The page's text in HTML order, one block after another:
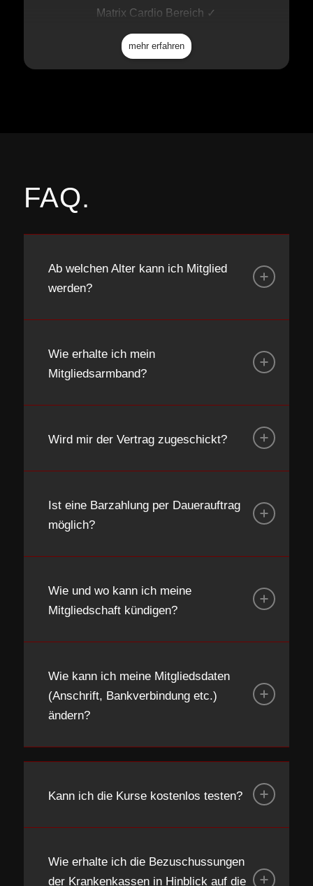
Matrix Cardio Bereich ✓
Freihantelbereich ✓
Functional Outdoor Bereich ✓
mehr erfahren
FAQ.
Ab welchen Alter kann ich Mitglied
werden?
Wie erhalte ich mein
Mitgliedsarmband?
Wird mir der Vertrag zugeschickt?
Ist eine Barzahlung per Dauerauftrag
möglich?
Wie und wo kann ich meine
Mitgliedschaft kündigen?
Wie kann ich meine Mitgliedsdaten
(Anschrift, Bankverbindung etc.)
ändern?
Kann ich die Kurse kostenlos testen?
Wie erhalte ich die Bezuschussungen
der Krankenkassen in Hinblick auf die